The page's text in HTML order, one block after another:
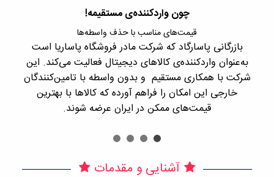
چون واردکننده‌ی مستقیمه!
قیمت‌های مناسب با حذف واسطه‌ها
بازرگانی پاسارگاد که شرکت مادر فروشگاه پاساریا است
به‌عنوان واردکننده‌ی کالاهای دیجیتال فعالیت می‌کند. این
شرکت با همکاری مستقیم و بدون واسطه با تامین‌کنندگان
خارجی این امکان را فراهم آورده که کالاها با بهترین
قیمت‌های ممکن در ایران عرضه شوند.
آشنایی و مقدمات